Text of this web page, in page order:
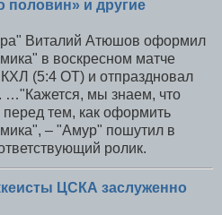
половин» и другие
Виталий Атюшов оформил
в воскресном матче
(5:4 ОТ) и отпраздновал
…"Кажется, мы знаем, что
тем, как оформить
– "Амур" пошутил в
ролик.
ЦСКА заслуженно